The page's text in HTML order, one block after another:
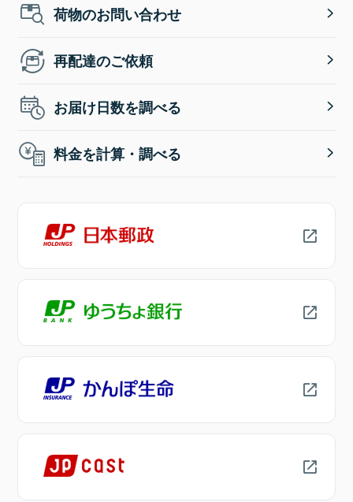
荷物のお問い合わせ
再配達のご依頼
お届け日数を調べる
料金を計算・調べる